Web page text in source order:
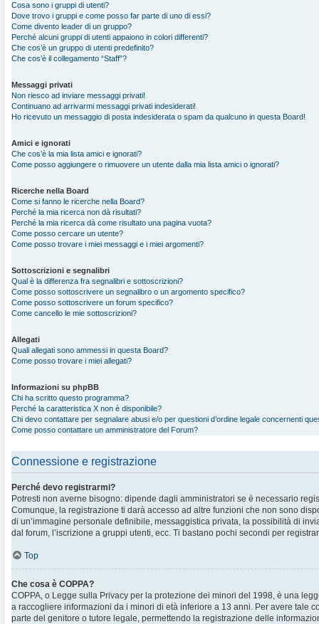
Cosa sono i gruppi di utenti?
Dove trovo i gruppi e come posso far parte di uno di essi?
Come divento leader di un gruppo?
Perché alcuni gruppi di utenti appaiono in colori differenti?
Che cos’è un gruppo di utenti predefinito?
Che cos’è il collegamento “Staff”?
Messaggi privati
Non riesco ad inviare messaggi privati!
Continuano ad arrivarmi messaggi privati indesiderati!
Ho ricevuto un messaggio di posta indesiderata o spam da qualcuno in questa Board!
Amici e ignorati
Che cos’è la mia lista amici e ignorati?
Come posso aggiungere o rimuovere un utente dalla mia lista amici o ignorati?
Ricerche nella Board
Come si fanno le ricerche nella Board?
Perché la mia ricerca non dà risultati?
Perché la mia ricerca dà come risultato una pagina vuota?
Come posso cercare un utente?
Come posso trovare i miei messaggi e i miei argomenti?
Sottoscrizioni e segnalibri
Qual è la differenza fra segnalibri e sottoscrizioni?
Come posso sottoscrivere un segnalibro o un argomento specifico?
Come posso sottoscrivere un forum specifico?
Come cancello le mie sottoscrizioni?
Allegati
Quali allegati sono ammessi in questa Board?
Come posso trovare i miei allegati?
Informazioni su phpBB
Chi ha scritto questo programma?
Perché la caratteristica X non è disponibile?
Chi devo contattare per segnalare abusi e/o per questioni d’ordine legale concernenti
Come posso contattare un amministratore del Forum?
Connessione e registrazione
Perché devo registrarmi?
Potresti non averne bisogno: dipende dagli amministratori se è necessario
Comunque, la registrazione ti darà accesso ad altre funzioni che non sono
di un’immagine personale definibile, messaggistica privata, la possibilità di
dal forum, l’iscrizione a gruppi utenti, ecc. Ti bastano pochi secondi per
Top
Che cosa è COPPA?
COPPA, o Legge sulla Privacy per la protezione dei minori del 1998, è una
a raccogliere informazioni da i minori di età inferiore a 13 anni. Per avere tale
parte del genitore o tutore legale, permettendo la registrazione delle